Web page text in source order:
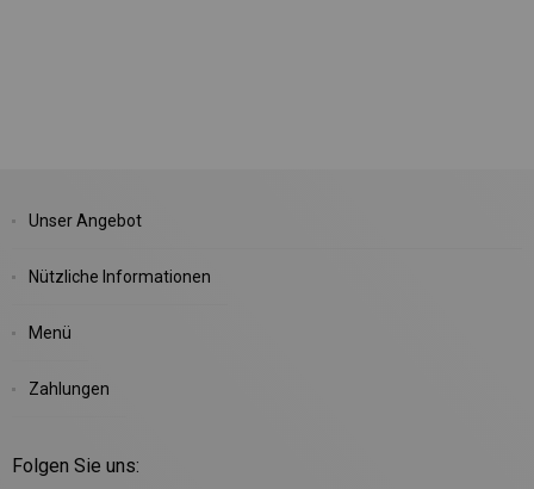
Unser Angebot
Nützliche Informationen
Menü
Zahlungen
Folgen Sie uns: